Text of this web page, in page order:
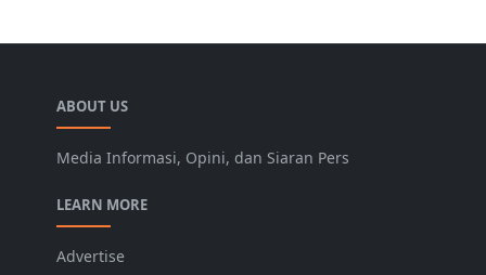
ABOUT US
Media Informasi, Opini, dan Siaran Pers
LEARN MORE
Advertise